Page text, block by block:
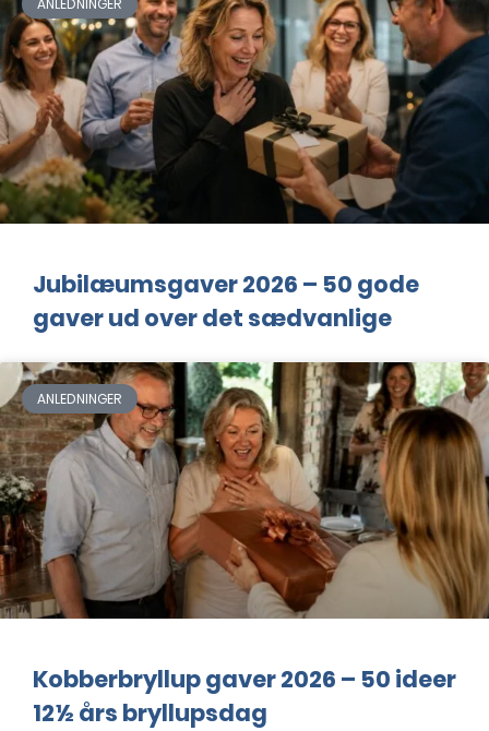
Jubilæumsgaver 2026 – 50 gode
gaver ud over det sædvanlige
ANLEDNINGER
Kobberbryllup gaver 2026 – 50 ideer
12½ års bryllupsdag